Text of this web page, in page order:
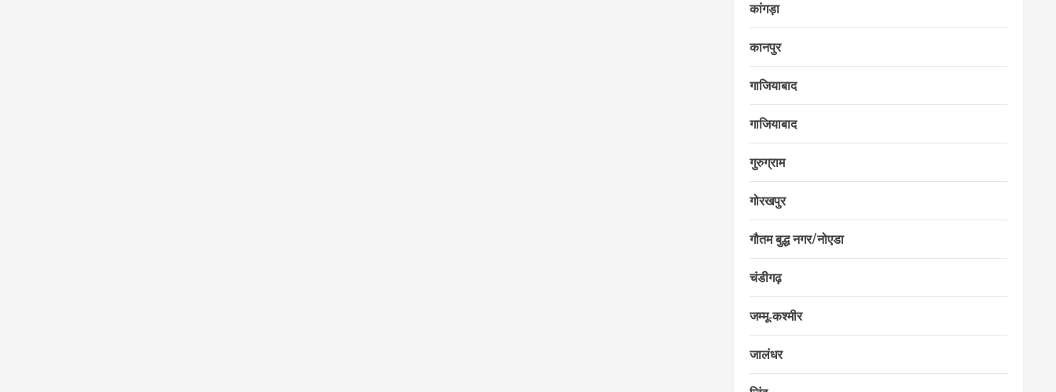
कांगड़ा
कानपुर
गाजियाबाद
गाजियाबाद
गुरुग्राम
गोरखपुर
गौतम बुद्ध नगर/नोएडा
चंडीगढ़
जम्मू‑कश्मीर
जालंधर